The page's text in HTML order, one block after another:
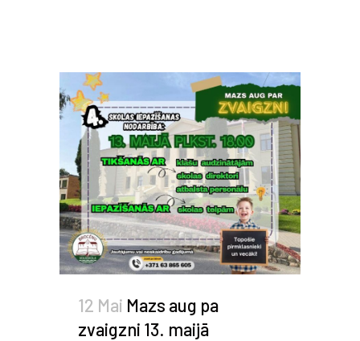
12 Mai Mazs aug pa
zvaigzni 13. maijā